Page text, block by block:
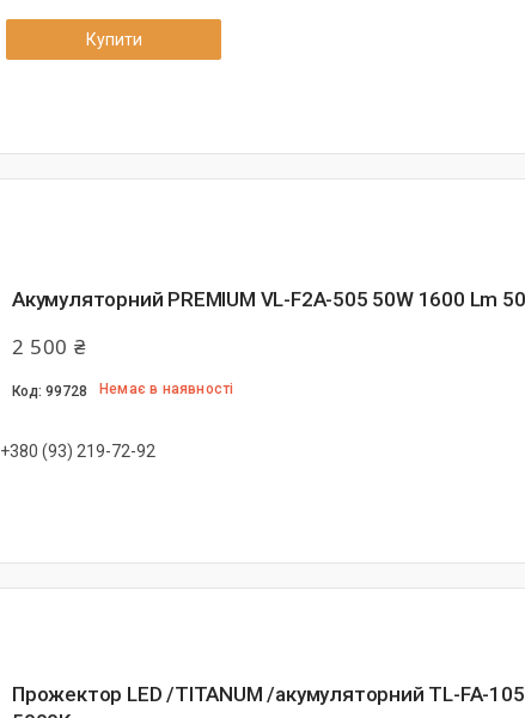
Купити
Акумуляторний PREMIUM VL-F2A-505 50W 1600 Lm
2 500 ₴
99728 Немає в наявності
+380 (93) 219-72-92
Прожектор LED /TITANUM /акумуляторний TL-FA-